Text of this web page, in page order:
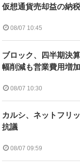
仮想通貨売却益の納
08/07 10:45
ブロック、四半期決
幅削減も営業費用増加
08/07 10:30
カルシ、ネットフリ
抗議
08/07 09:59